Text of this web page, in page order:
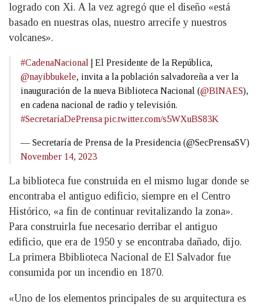
logrado con Xi. A la vez agregó que el diseño «está
basado en nuestras olas, nuestro arrecife y nuestros
volcanes».
#CadenaNacional
| El Presidente de la República,
@nayibbukele, invita a la población salvadoreña a ver la
inauguración de la nueva Biblioteca Nacional (@BINAES),
en cadena nacional de radio y televisión.
#SecretaríaDePrensa pic.twitter.com/s5WXuBS83K
— Secretaría de Prensa de la Presidencia (@SecPrensaSV)
November 14, 2023
La biblioteca fue construida en el mismo lugar donde se
encontraba el antiguo edificio, siempre en el Centro
Histórico, «a fin de continuar revitalizando la zona».
Para construirla fue necesario derribar el antiguo
edificio, que era de 1950 y se encontraba dañado, dijo.
La primera Bbiblioteca Nacional de El Salvador fue
consumida por un incendio en 1870.
«Uno de los elementos principales de su arquitectura es